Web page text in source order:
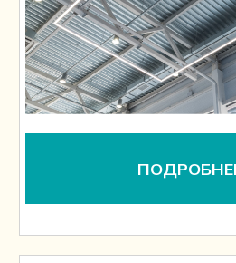
Услуга #2
Проектирование
освещения
Услуга #3
Подбор
электроустановочных